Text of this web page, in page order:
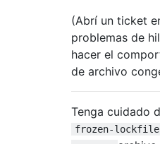
(Abrí un ticket
problemas de
hacer el
de archivo
Tenga cuidado
frozen-lockfile